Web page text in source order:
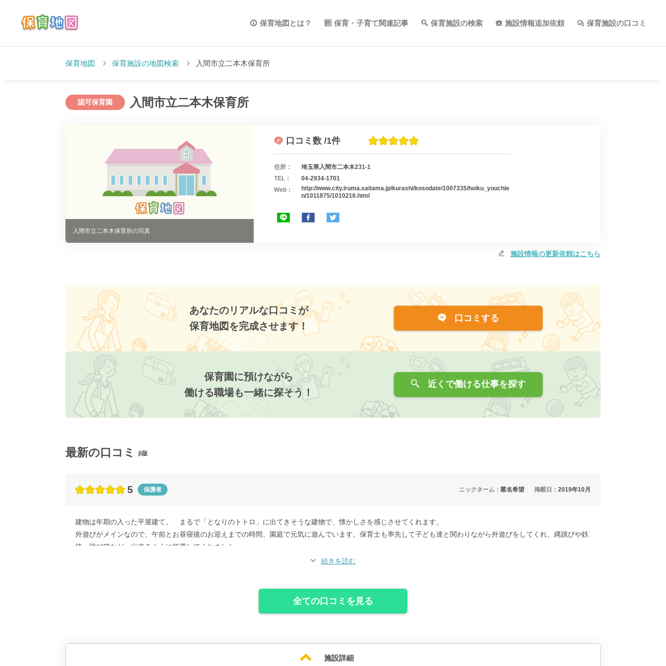
保育地図とは？ 保育・子育て関連記事 保育施設の検索 施設情報追加依頼 保育施設の口コミ
保育地図 保育施設の地図検索 入間市立二本木保育所
認可保育園 入間市立二本木保育所
入間市立二本木保育所の写真
口コミ数 /1件
住所：
埼玉県入間市二本木231-1
TEL：
04-2934-1701
Web：
http://www.city.iruma.saitama.jp/kurashi/kosodate/1007335/hoiku_youchie
n/1011875/1010216.html
施設情報の更新依頼はこちら
あなたのリアルな口コミが
保育地図を完成させます！
口コミする
保育園に預けながら
働ける職場も一緒に探そう！
近くで働ける仕事を探す
最新の口コミ β版
5 保護者 ニックネーム： 匿名希望 掲載日： 2019年10月
建物は年期の入った平屋建て。 まるで「となりのトトロ」に出てきそうな建物で、懐かしさを感じさせてくれます。
外遊びがメインなので、午前とお昼寝後のお迎えまでの時間、園庭で元気に遊んでいます。保育士も率先して子ども達と関わりながら外遊びをしてくれ、縄跳びや鉄
棒、跳び箱など、出来るように指導してくれました。
子どもの足で30分はかかるであろう、博物館までお散歩に行くなど、とてもアクティブです。
続きを読む
全ての口コミを見る
施設詳細